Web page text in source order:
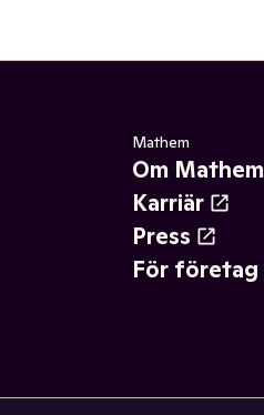
Mathem
Om Mathem
Karriär
Press
För företag